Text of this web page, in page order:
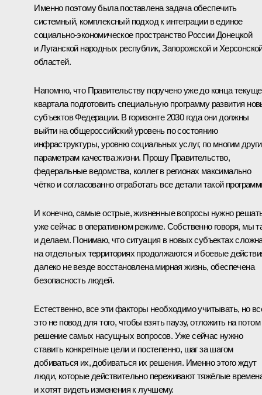
Именно поэтому была поставлена задача обеспечить
системный, комплексный подход к интеграции в единое
социально-экономическое пространство России Донецкой
и Луганской народных республик, Запорожской и
областей.
Напомню, что Правительству поручено уже до конца
квартала подготовить специальную программу развития
субъектов Федерации. В горизонте 2030 года они должны
выйти на общероссийский уровень по состоянию
инфраструктуры, уровню социальных услуг, по многим
параметрам качества жизни. Прошу Правительство,
федеральные ведомства, коллег в регионах максимально
чётко и согласованно отработать все детали такой
И конечно, самые острые, жизненные вопросы нужно
уже сейчас в оперативном режиме. Собственно говоря, мы
и делаем. Понимаю, что ситуация в новых субъектах
на отдельных территориях продолжаются и боевые
далеко не везде восстановлена мирная жизнь, обеспечена
безопасность людей.
Естественно, все эти факторы необходимо учитывать, но
это не повод для того, чтобы взять паузу, отложить на потом
решение самых насущных вопросов. Уже сейчас нужно
ставить конкретные цели и постепенно, шаг за шагом
добиваться их, добиваться их решения. Именно этого ждут
люди, которые действительно переживают тяжёлые
и хотят видеть изменения к лучшему.